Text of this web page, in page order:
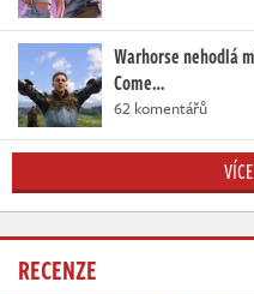
Warhorse nehodlá
Come…
62 komentářů
RECENZE